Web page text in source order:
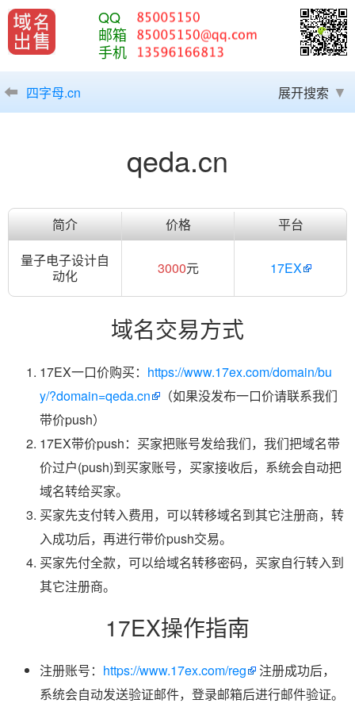
QQ
邮箱
手机
四字母.cn 展开搜索
qeda.cn
简介 价格
平台
量子电子设计自
动化
3000元 17EX
域名交易方式
17EX一口价购买： https://www.17ex.com/domain/bu
y/?domain=qeda.cn
（如果没发布一口价请联系我们
带价push）
17EX带价push：买家把账号发给我们，我们把域名带
价过户(push)到买家账号，买家接收后，系统会自动把
域名转给买家。
买家先支付转入费用，可以转移域名到其它注册商，转
入成功后，再进行带价push交易。
买家先付全款，可以给域名转移密码，买家自行转入到
其它注册商。
17EX操作指南
注册账号： https://www.17ex.com/reg
注册成功后，
系统会自动发送验证邮件，登录邮箱后进行邮件验证。